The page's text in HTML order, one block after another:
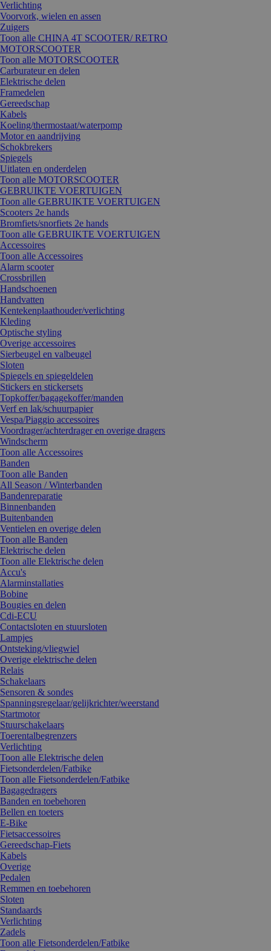
Verlichting
Voorvork, wielen en assen
Zuigers
Toon alle CHINA 4T SCOOTER/ RETRO
MOTORSCOOTER
Toon alle MOTORSCOOTER
Carburateur en delen
Elektrische delen
Framedelen
Gereedschap
Kabels
Koeling/thermostaat/waterpomp
Motor en aandrijving
Schokbrekers
Spiegels
Uitlaten en onderdelen
Toon alle MOTORSCOOTER
GEBRUIKTE VOERTUIGEN
Toon alle GEBRUIKTE VOERTUIGEN
Scooters 2e hands
Bromfiets/snorfiets 2e hands
Toon alle GEBRUIKTE VOERTUIGEN
Accessoires
Toon alle Accessoires
Alarm scooter
Crossbrillen
Handschoenen
Handvatten
Kentekenplaathouder/verlichting
Kleding
Optische styling
Overige accessoires
Sierbeugel en valbeugel
Sloten
Spiegels en spiegeldelen
Stickers en stickersets
Topkoffer/bagagekoffer/manden
Verf en lak/schuurpapier
Vespa/Piaggio accessoires
Voordrager/achterdrager en overige dragers
Windscherm
Toon alle Accessoires
Banden
Toon alle Banden
All Season / Winterbanden
Bandenreparatie
Binnenbanden
Buitenbanden
Ventielen en overige delen
Toon alle Banden
Elektrische delen
Toon alle Elektrische delen
Accu's
Alarminstallaties
Bobine
Bougies en delen
Cdi-ECU
Contactsloten en stuursloten
Lampjes
Ontsteking/vliegwiel
Overige elektrische delen
Relais
Schakelaars
Sensoren & sondes
Spanningsregelaar/gelijkrichter/weerstand
Startmotor
Stuurschakelaars
Toerentalbegrenzers
Verlichting
Toon alle Elektrische delen
Fietsonderdelen/Fatbike
Toon alle Fietsonderdelen/Fatbike
Bagagedragers
Banden en toebehoren
Bellen en toeters
E-Bike
Fietsaccessoires
Gereedschap-Fiets
Kabels
Overige
Pedalen
Remmen en toebehoren
Sloten
Standaards
Verlichting
Zadels
Toon alle Fietsonderdelen/Fatbike